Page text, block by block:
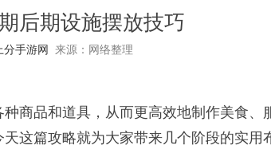
后期设施摆放技巧
分手游网 来源：网络整理
商品和道具，从而更高效地制作美食、
这篇攻略就为大家带来几个阶段的实用